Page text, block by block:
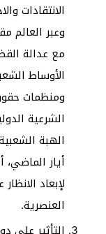
الانتقادات
وعبر العالم
مع عدالة
الأوساط
ومنظمات
الشرعية
الهبة
أيار الماضي،
لإبعاد
العنصرية.